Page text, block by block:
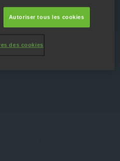
Autoriser tous les cookies
des cookies